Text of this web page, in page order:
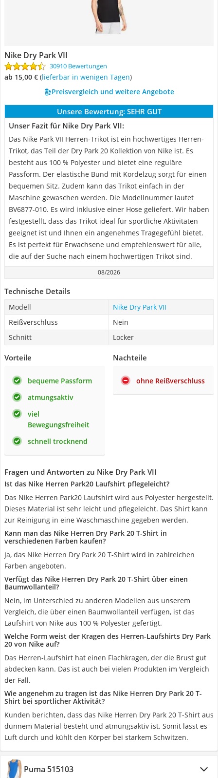
Nike Dry Park VII
30910 Bewertungen
ab 15,00 € ( Lieferbar in wenigen Tagen)
Preisvergleich und weitere Angebote
Unsere Bewertung: SEHR GUT
Unser Fazit für Nike Dry Park VII:
Das Nike Park VII Herren-Trikot ist ein hochwertiges Herren-
Trikot, das Teil der Dry Park 20 Kollektion von Nike ist. Es
besteht aus 100 % Polyester und bietet eine reguläre
Passform. Der elastische Bund mit Kordelzug sorgt für einen
bequemen Sitz. Zudem kann das Trikot einfach in der
Maschine gewaschen werden. Die Modellnummer lautet
BV6877-010. Es wird inklusive einer Hose geliefert. Wir haben
festgestellt, dass das Trikot ideal für sportliche Aktivitäten
geeignet ist und Ihnen ein angenehmes Tragegefühl bietet.
Es ist perfekt für Erwachsene und empfehlenswert für alle,
die auf der Suche nach einem hochwertigen Trikot sind.
08/2026
Technische Details
Modell
Nike Dry Park VII
Reißverschluss
Nein
Schnitt
Locker
Vorteile
bequeme Passform
atmungsaktiv
viel
Bewegungsfreiheit
schnell trocknend
Nachteile
ohne Reißverschluss
Fragen und Antworten zu Nike Dry Park VII
Ist das Nike Herren Park20 Laufshirt pflegeleicht?
Das Nike Herren Park20 Laufshirt wird aus Polyester hergestellt.
Dieses Material ist sehr leicht und pflegeleicht. Das Shirt kann
zur Reinigung in eine Waschmaschine gegeben werden.
Kann man das Nike Herren Dry Park 20 T-Shirt in
verschiedenen Farben kaufen?
Ja, das Nike Herren Dry Park 20 T-Shirt wird in zahlreichen
Farben angeboten.
Verfügt das Nike Herren Dry Park 20 T-Shirt über einen
Baumwollanteil?
Nein, im Unterschied zu anderen Modellen aus unserem
Vergleich, die über einen Baumwollanteil verfügen, ist das
Laufshirt von Nike aus 100 % Polyester gefertigt.
Welche Form weist der Kragen des Herren-Laufshirts Dry Park
20 von Nike auf?
Das Herren-Laufshirt hat einen Flachkragen, der die Brust gut
abdecken kann. Das ist auch bei vielen Produkten im Vergleich
der Fall.
Wie angenehm zu tragen ist das Nike Herren Dry Park 20 T-
Shirt bei sportlicher Aktivität?
Kunden berichten, dass das Nike Herren Dry Park 20 T-Shirt aus
dünnem Material besteht und atmungsaktiv ist. Somit lässt es
Luft durch und kühlt den Körper bei starkem Schwitzen.
Puma 515103